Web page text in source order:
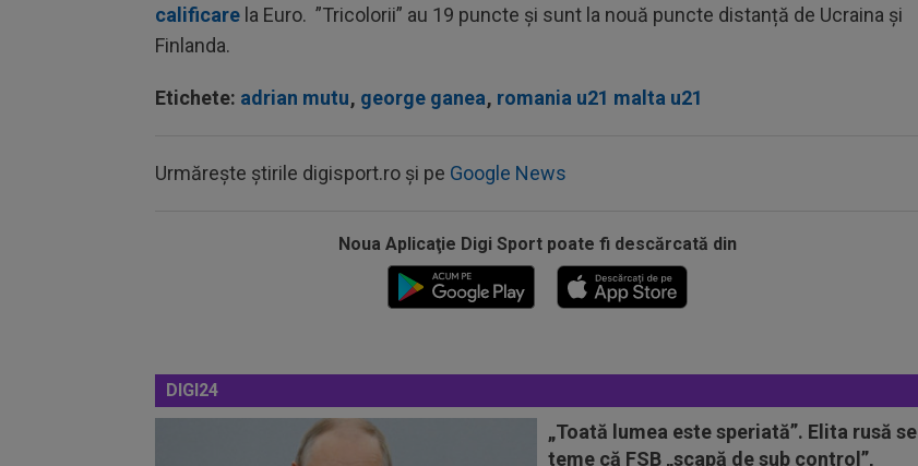
calificare la Euro. ”Tricolorii” au 19 puncte și sunt la nouă puncte distanță de Ucraina și
Finlanda.
Etichete: adrian mutu, george ganea, romania u21 malta u21
Urmărește știrile digisport.ro și pe Google News
Noua Aplicaţie Digi Sport poate fi descărcată din
DIGI24
„Toată lumea este speriată”. Elita rusă se
teme că FSB „scapă de sub control”,